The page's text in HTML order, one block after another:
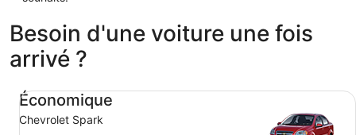
Besoin d'une voiture une fois
arrivé ?
Économique
Chevrolet Spark
Économique Chevrolet Spark